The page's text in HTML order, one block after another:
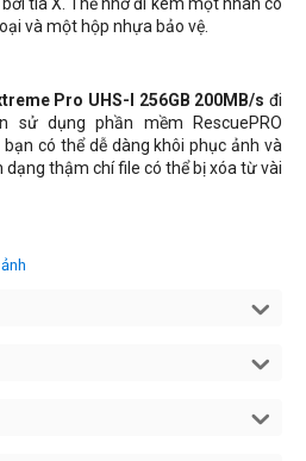
và một hộp nhựa bảo vệ.
Pro UHS-I 256GB 200MB/s đi
sử dụng phần mềm RescuePRO
bạn có thể dễ dàng khôi phục ảnh và
dạng thậm chí file có thể bị xóa từ vài